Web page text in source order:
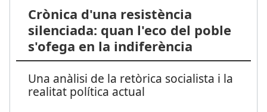
Crònica d'una resistència
silenciada: quan l'eco del poble
s'ofega en la indiferència
Una anàlisi de la retòrica socialista i la
realitat política actual